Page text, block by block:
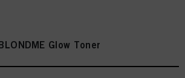
Glow Toner